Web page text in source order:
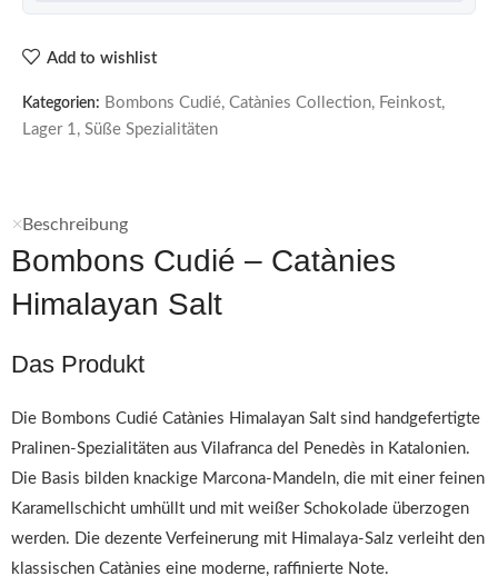
Add to wishlist
Kategorien: Bombons Cudié, Catànies Collection, Feinkost,
Lager 1, Süße Spezialitäten
Beschreibung
Bombons Cudié – Catànies
Himalayan Salt
Das Produkt
Die Bombons Cudié Catànies Himalayan Salt sind handgefertigte
Pralinen-Spezialitäten aus Vilafranca del Penedès in Katalonien.
Die Basis bilden knackige Marcona-Mandeln, die mit einer feinen
Karamellschicht umhüllt und mit weißer Schokolade überzogen
werden. Die dezente Verfeinerung mit Himalaya-Salz verleiht den
klassischen Catànies eine moderne, raffinierte Note.